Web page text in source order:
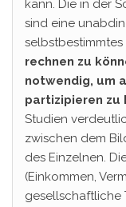
kann. Die in der
sind eine
selbstbestimmtes
rechnen zu
notwendig, um
partizipieren zu
Studien
zwischen dem
des Einzelnen.
(Einkommen,
gesellschaftliche